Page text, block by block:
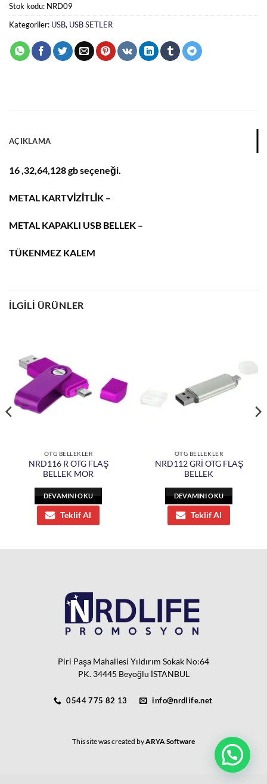
Stok kodu: NRD09
Kategoriler: USB, USB SETLER
AÇIKLAMA
16 ,32,64,128 gb seçeneği.
METAL KARTVİZİTLİK –
METAL KAPAKLI USB BELLEK –
TÜKENMEZ KALEM
İLGILI ÜRÜNLER
OTG BELLEKLER
NRD116 R OTG FLAŞ
BELLEK MOR
DEVAMINI OKU
Teklif Al
OTG BELLEKLER
NRD112 GRİ OTG FLAŞ
BELLEK
DEVAMINI OKU
Teklif Al
Piri Paşa Mahallesi Yıldırım Sokak No:64
PK. 34445 Beyoğlu İSTANBUL
0544 775 82 13 info@nrdlife.net
This site was created byARYA Software